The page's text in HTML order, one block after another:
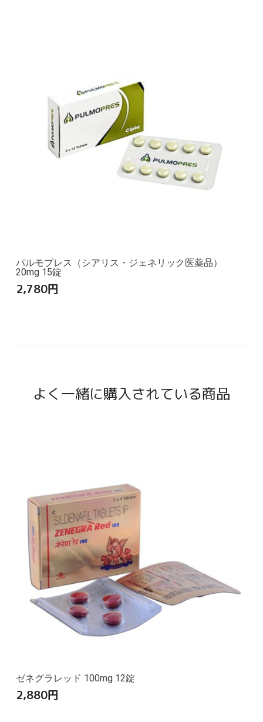
パルモプレス（シアリス・ジェネリック医薬品）
20mg 15錠
2,780円
よく一緒に購入されている商品
ゼネグラレッド 100mg 12錠
2,880円